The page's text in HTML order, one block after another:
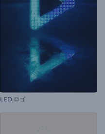
LED ロゴ